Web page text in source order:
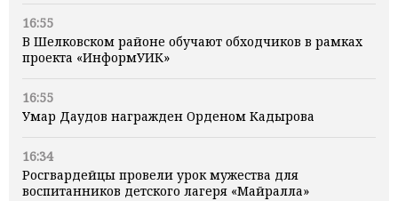
16:55
В Шелковском районе обучают обходчиков в рамках
проекта «ИнформУИК»
16:55
Умар Даудов награжден Орденом Кадырова
16:34
Росгвардейцы провели урок мужества для
воспитанников детского лагеря «Майралла»